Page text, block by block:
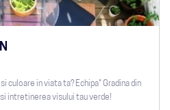
culoare in viata ta? Echipa" Gradina din
intretinerea visului tau verde!